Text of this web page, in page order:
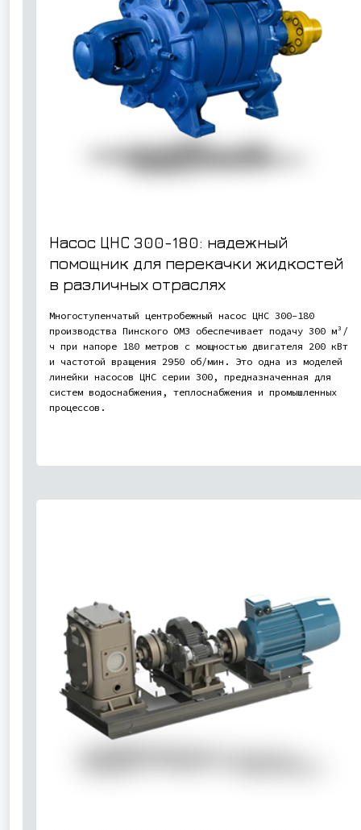
Насос ЦНС 300-180: надежный
помощник для перекачки жидкостей
в различных отраслях
Многоступенчатый центробежный насос ЦНС 300-180
производства Пинского ОМЗ обеспечивает подачу 300 м³/
ч при напоре 180 метров с мощностью двигателя 200 кВт
и частотой вращения 2950 об/мин. Это одна из моделей
линейки насосов ЦНС серии 300, предназначенная для
систем водоснабжения, теплоснабжения и промышленных
процессов.